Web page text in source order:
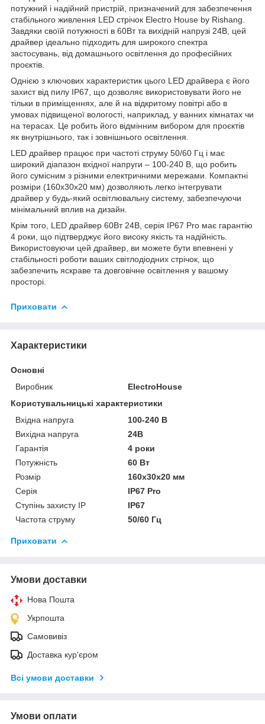
потужний і надійний пристрій, призначений для забезпечення
стабільного живлення LED стрічок Electro House by Rishang.
Завдяки своїй потужності в 60Вт та вихідній напрузі 24В, цей
драйвер ідеально підходить для широкого спектра
застосувань, від домашнього освітлення до професійних
проєктів.
Однією з ключових характеристик цього LED драйвера є його
захист від пилу IP67, що дозволяє використовувати його не
тільки в приміщеннях, але й на відкритому повітрі або в
умовах підвищеної вологості, наприклад, у ванних кімнатах чи
на терасах. Це робить його відмінним вибором для проєктів
як внутрішнього, так і зовнішнього освітлення.
LED драйвер працює при частоті струму 50/60 Гц і має
широкий діапазон вхідної напруги – 100-240 В, що робить
його сумісним з різними електричними мережами. Компактні
розміри (160х30х20 мм) дозволяють легко інтегрувати
драйвер у будь-який освітлювальну систему, забезпечуючи
мінімальний вплив на дизайн.
Крім того, LED драйвер 60Вт 24В, серія IP67 Pro має гарантію
4 роки, що підтверджує його високу якість та надійність.
Використовуючи цей драйвер, ви можете бути впевнені у
стабільності роботи ваших світлодіодних стрічок, що
забезпечить яскраве та довговічне освітлення у вашому
просторі.
Приховати
Характеристики
Основні
Виробник
ElectroHouse
Користувальницькі характеристики
Вхідна напруга
100-240 В
Вихідна напруга
24В
Гарантія
4 роки
Потужність
60 Вт
Розмір
160х30х20 мм
Серія
IP67 Pro
Ступінь захисту IP
IP67
Частота струму
50/60 Гц
Приховати
Умови доставки
Нова Пошта
Укрпошта
Самовивіз
Доставка кур'єром
Всі умови доставки
Умови оплати